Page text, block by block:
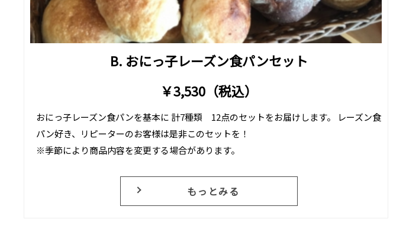
B. おにっ子レーズン食パンセット
￥3,530（税込）
おにっ子レーズン食パンを基本に 計7種類 12点のセットをお届けします。 レーズン食
パン好き、リピーターのお客様は是非このセットを！
※季節により商品内容を変更する場合があります。
もっとみる